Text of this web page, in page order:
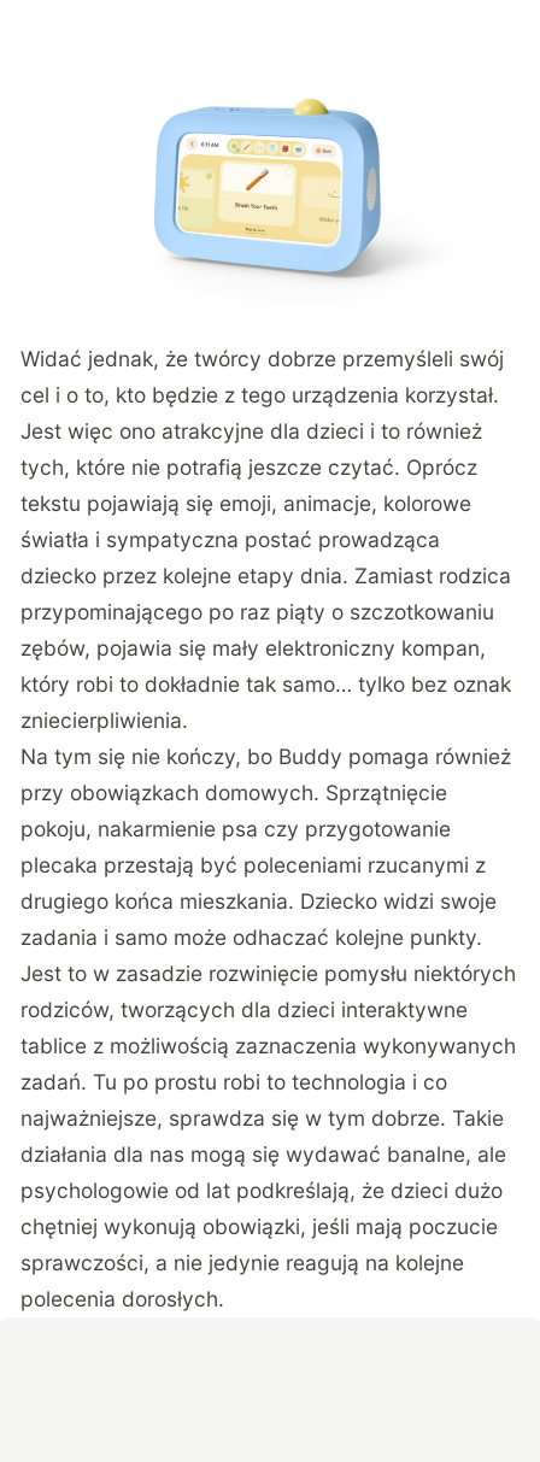
Widać jednak, że twórcy dobrze przemyśleli swój
cel i o to, kto będzie z tego urządzenia korzystał.
Jest więc ono atrakcyjne dla dzieci i to również
tych, które nie potrafią jeszcze czytać. Oprócz
tekstu pojawiają się emoji, animacje, kolorowe
światła i sympatyczna postać prowadząca
dziecko przez kolejne etapy dnia. Zamiast rodzica
przypominającego po raz piąty o szczotkowaniu
zębów, pojawia się mały elektroniczny kompan,
który robi to dokładnie tak samo… tylko bez oznak
zniecierpliwienia.
Na tym się nie kończy, bo Buddy pomaga również
przy obowiązkach domowych. Sprzątnięcie
pokoju, nakarmienie psa czy przygotowanie
plecaka przestają być poleceniami rzucanymi z
drugiego końca mieszkania. Dziecko widzi swoje
zadania i samo może odhaczać kolejne punkty.
Jest to w zasadzie rozwinięcie pomysłu niektórych
rodziców, tworzących dla dzieci interaktywne
tablice z możliwością zaznaczenia wykonywanych
zadań. Tu po prostu robi to technologia i co
najważniejsze, sprawdza się w tym dobrze. Takie
działania dla nas mogą się wydawać banalne, ale
psychologowie od lat podkreślają, że dzieci dużo
chętniej wykonują obowiązki, jeśli mają poczucie
sprawczości, a nie jedynie reagują na kolejne
polecenia dorosłych.